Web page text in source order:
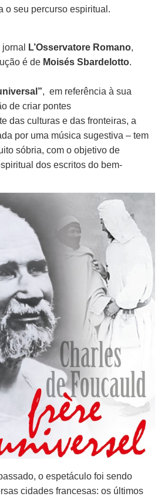
o seu percurso espiritual.
L’Osservatore Romano,
é de Moisés Sbardelotto.
, em referência à sua
de criar pontes
das culturas e das fronteiras, a
por uma música sugestiva – tem
sóbria, com o objetivo de
dos escritos do bem-
o espetáculo foi sendo
cidades francesas: os últimos